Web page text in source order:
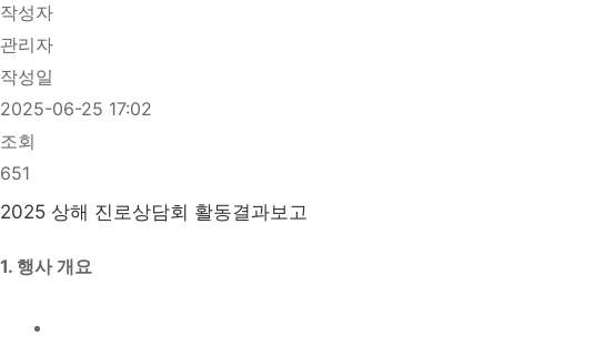
작성자
관리자
작성일
2025-06-25 17:02
조회
651
2025 상해 진로상담회 활동결과보고
1. 행사 개요